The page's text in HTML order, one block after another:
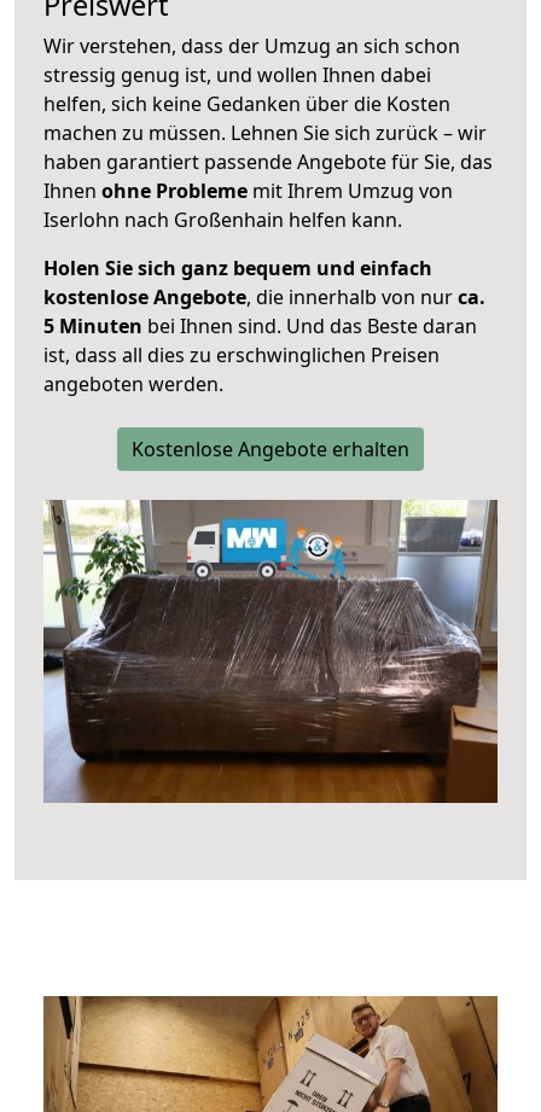
Wir verstehen, dass der Umzug an sich schon
stressig genug ist, und wollen Ihnen dabei
helfen, sich keine Gedanken über die Kosten
machen zu müssen. Lehnen Sie sich zurück – wir
haben garantiert passende Angebote für Sie, das
Ihnen ohne Probleme mit Ihrem Umzug von
Iserlohn nach Großenhain helfen kann.
Holen Sie sich ganz bequem und einfach
kostenlose Angebote, die innerhalb von nurca.
5 Minuten bei Ihnen sind. Und das Beste daran
ist, dass all dies zu erschwinglichen Preisen
angeboten werden.
Kostenlose Angebote erhalten